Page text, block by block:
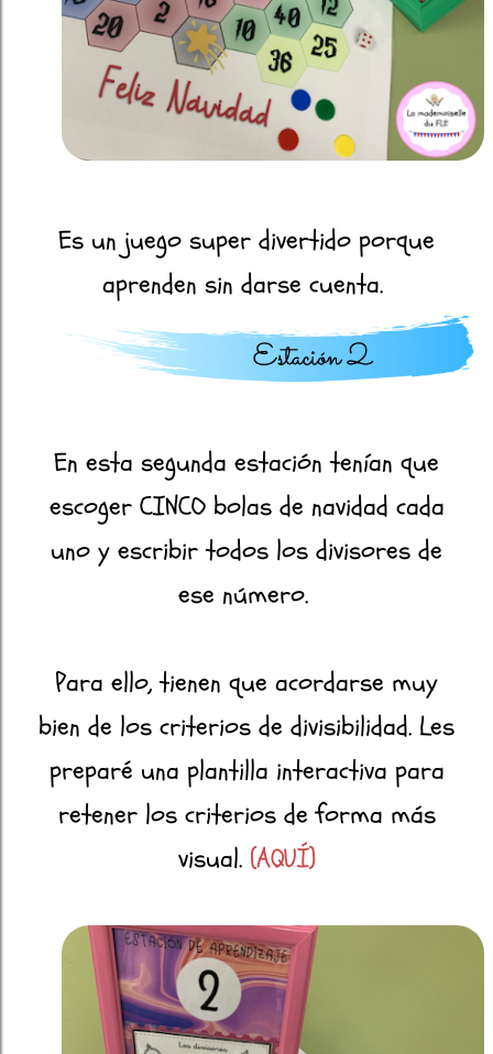
Es un juego super divertido porque
aprenden sin darse cuenta.
En esta segunda estación tenían que
escoger CINCO bolas de navidad cada
uno y escribir todos los divisores de
ese número.
Para ello, tienen que acordarse muy
bien de los criterios de divisibilidad. Les
preparé una plantilla interactiva para
retener los criterios de forma más
visual. (AQUÍ)